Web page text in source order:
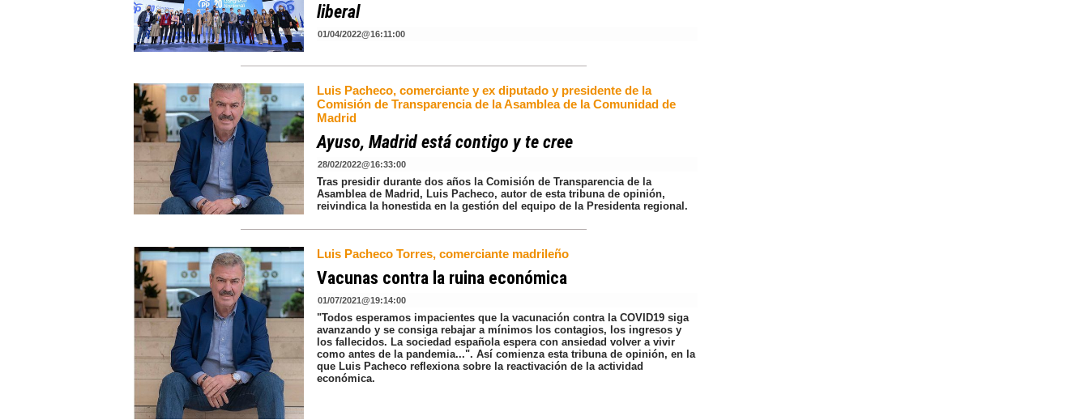
liberal
01/04/2022@16:11:00
Luis Pacheco, comerciante y ex diputado y presidente de la
Comisión de Transparencia de la Asamblea de la Comunidad de
Madrid
Ayuso, Madrid está contigo y te cree
28/02/2022@16:33:00
Tras presidir durante dos años la Comisión de Transparencia de la
Asamblea de Madrid, Luis Pacheco, autor de esta tribuna de opinión,
reivindica la honestida en la gestión del equipo de la Presidenta regional.
Luis Pacheco Torres, comerciante madrileño
Vacunas contra la ruina económica
01/07/2021@19:14:00
"Todos esperamos impacientes que la vacunación contra la COVID19 siga
avanzando y se consiga rebajar a mínimos los contagios, los ingresos y
los fallecidos. La sociedad española espera con ansiedad volver a vivir
como antes de la pandemia...". Así comienza esta tribuna de opinión, en la
que Luis Pacheco reflexiona sobre la reactivación de la actividad
económica.